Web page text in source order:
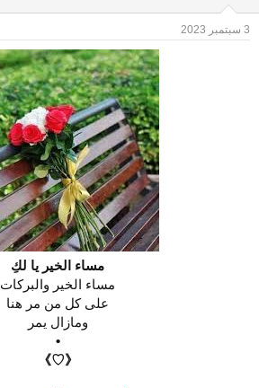
s 3 سبتمبر 2023
مساء الخير يا لكِ
مساء الخير والبركات
على كل من مر هنا
ومازال يمر
•
《♡》